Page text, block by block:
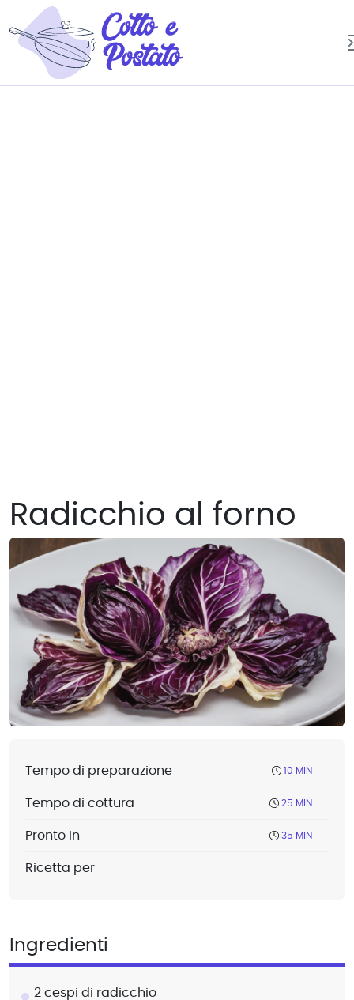
Radicchio al forno
Tempo di preparazione 10 MIN
Tempo di cottura 25 MIN
Pronto in 35 MIN
Ricetta per
Ingredienti
2 cespi di radicchio